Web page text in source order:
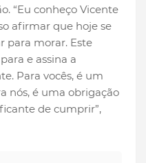
“Eu conheço Vicente
afirmar que hoje se
para morar. Este
e assina a
Para vocês, é um
nós, é uma obrigação
de cumprir”,